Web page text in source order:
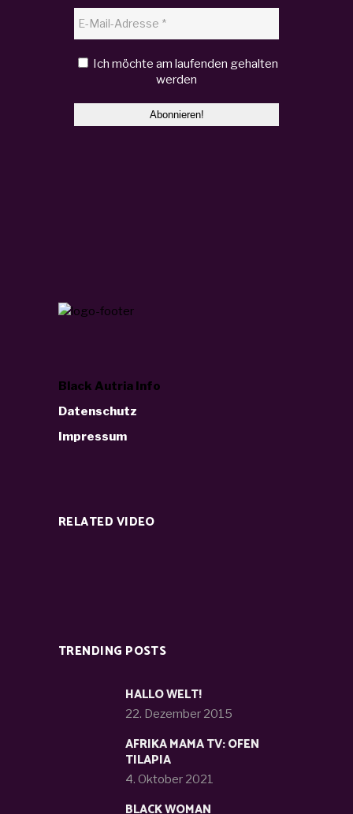
Ich möchte am laufenden gehalten
werden
Black Autria Info
Datenschutz
Impressum
RELATED VIDEO
TRENDING POSTS
HALLO WELT!
22. Dezember 2015
AFRIKA MAMA TV: OFEN
TILAPIA
4. Oktober 2021
BLACK WOMAN